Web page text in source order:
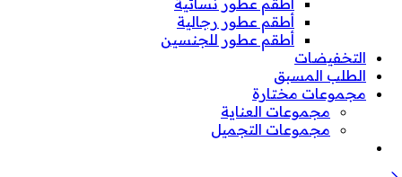
أطقم عطور نسائية
أطقم عطور رجالية
أطقم عطور للجنسين
التخفيضات
الطلب المسبق
مجموعات مختارة
مجموعات العناية
مجموعات التجميل